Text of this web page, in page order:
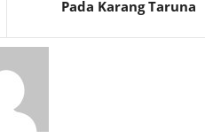
Pada Karang Taruna